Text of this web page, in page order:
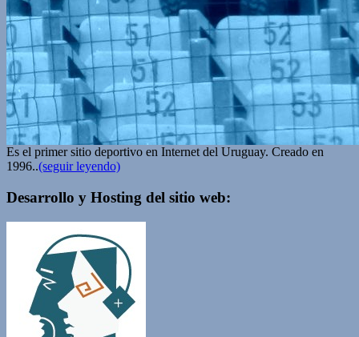
Es el primer sitio deportivo en Internet del Uruguay. Creado en
1996..(seguir leyendo)
Desarrollo y Hosting del sitio web: